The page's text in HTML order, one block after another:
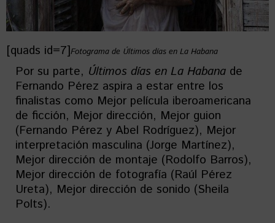
[quads id=7]Fotograma de Últimos días en La Habana
Por su parte, Últimos días en La Habana de
Fernando Pérez aspira a estar entre los
finalistas como Mejor película iberoamericana
de ficción, Mejor dirección, Mejor guion
(Fernando Pérez y Abel Rodríguez), Mejor
interpretación masculina (Jorge Martínez),
Mejor dirección de montaje (Rodolfo Barros),
Mejor dirección de fotografía (Raúl Pérez
Ureta), Mejor dirección de sonido (Sheila
Polts).